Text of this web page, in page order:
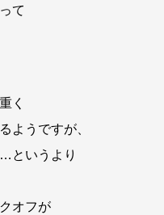
て
く
ようですが、
というより
オフが